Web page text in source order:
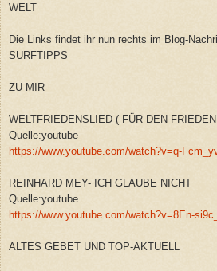
WELT
Die Links findet ihr nun rechts im Blog-
SURFTIPPS
ZU MIR
WELTFRIEDENSLIED ( FÜR DEN
Quelle:youtube
https://www.youtube.com/watch?v=q-
REINHARD MEY- ICH GLAUBE NICHT
Quelle:youtube
https://www.youtube.com/watch?v=8En-
ALTES GEBET UND TOP-AKTUELL